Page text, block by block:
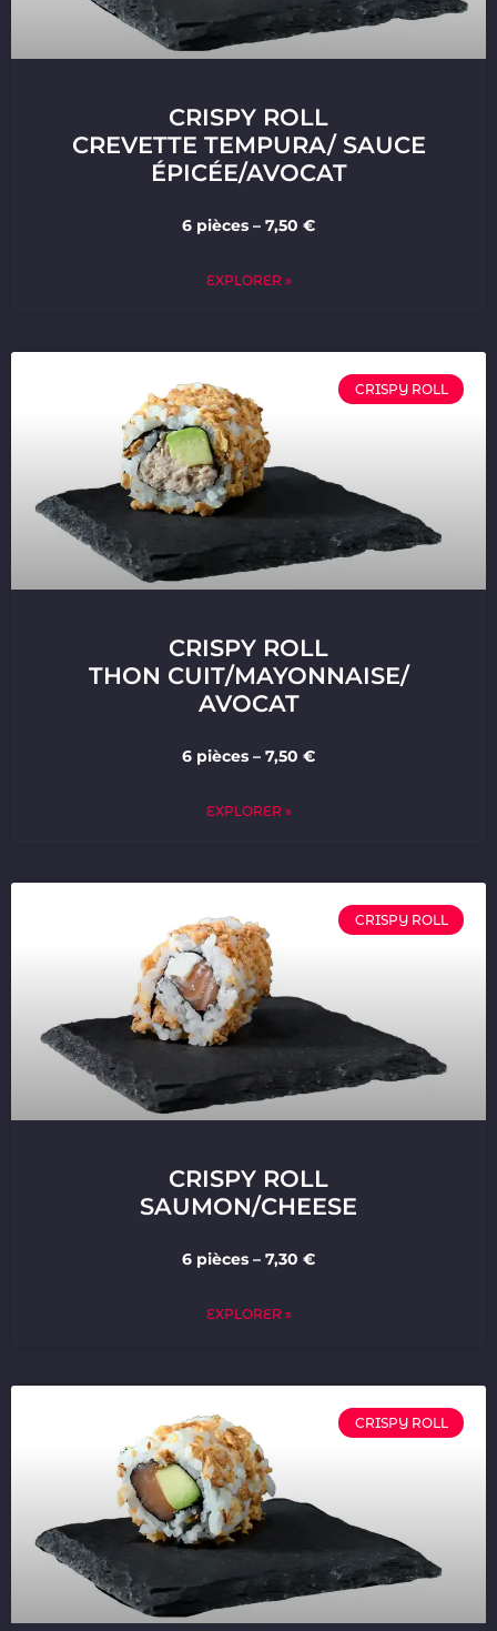
CRISPY ROLL
CREVETTE TEMPURA/ SAUCE
ÉPICÉE/AVOCAT
6 pièces – 7,50 €
EXPLORER »
CRISPY ROLL
CRISPY ROLL
THON CUIT/MAYONNAISE/
AVOCAT
6 pièces – 7,50 €
EXPLORER »
CRISPY ROLL
CRISPY ROLL
SAUMON/CHEESE
6 pièces – 7,30 €
EXPLORER »
CRISPY ROLL